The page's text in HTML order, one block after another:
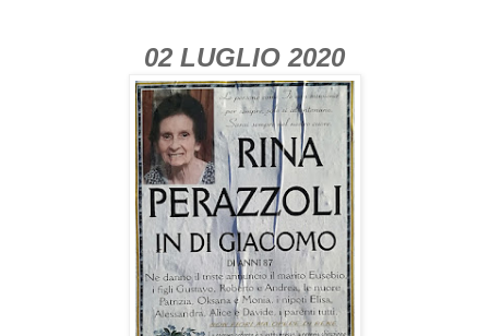
02 LUGLIO 2020